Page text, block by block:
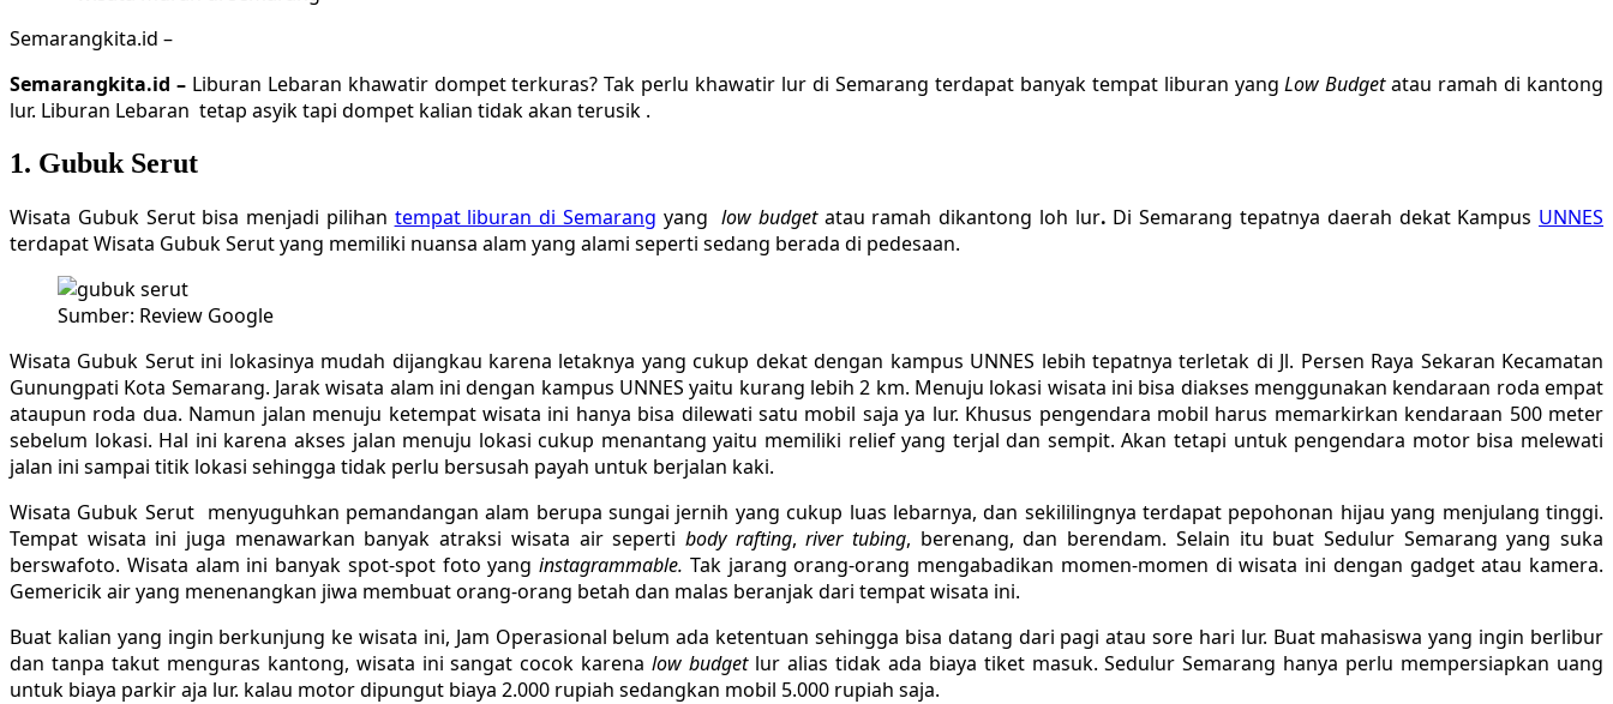
Semarangkita.id –
Semarangkita.id – Liburan Lebaran khawatir dompet terkuras? Tak perlu khawatir lur di Semarang terdapat banyak tempat liburan yangLow Budgetatau ramah di kantong
lur. Liburan Lebaran tetap asyik tapi dompet kalian tidak akan terusik .
1. Gubuk Serut
Wisata Gubuk Serut bisa menjadi pilihan tempat liburan di Semarang yanglow budgetatau ramah dikantong loh lur. Di Semarang tepatnya daerah dekat Kampus UNNES
terdapat Wisata Gubuk Serut yang memiliki nuansa alam yang alami seperti sedang berada di pedesaan.
Sumber: Review Google
Wisata Gubuk Serut ini lokasinya mudah dijangkau karena letaknya yang cukup dekat dengan kampus UNNES lebih tepatnya terletak di Jl. Persen Raya Sekaran Kecamatan
Gunungpati Kota Semarang. Jarak wisata alam ini dengan kampus UNNES yaitu kurang lebih 2 km. Menuju lokasi wisata ini bisa diakses menggunakan kendaraan roda empat
ataupun roda dua. Namun jalan menuju ketempat wisata ini hanya bisa dilewati satu mobil saja ya lur. Khusus pengendara mobil harus memarkirkan kendaraan 500 meter
sebelum lokasi. Hal ini karena akses jalan menuju lokasi cukup menantang yaitu memiliki relief yang terjal dan sempit. Akan tetapi untuk pengendara motor bisa melewati
jalan ini sampai titik lokasi sehingga tidak perlu bersusah payah untuk berjalan kaki.
Wisata Gubuk Serut menyuguhkan pemandangan alam berupa sungai jernih yang cukup luas lebarnya, dan sekililingnya terdapat pepohonan hijau yang menjulang tinggi.
Tempat wisata ini juga menawarkan banyak atraksi wisata air seperti body rafting,river tubing, berenang, dan berendam. Selain itu buat Sedulur Semarang yang suka
berswafoto. Wisata alam ini banyak spot-spot foto yang instagrammable. Tak jarang orang-orang mengabadikan momen-momen di wisata ini dengan gadget atau kamera.
Gemericik air yang menenangkan jiwa membuat orang-orang betah dan malas beranjak dari tempat wisata ini.
Buat kalian yang ingin berkunjung ke wisata ini, Jam Operasional belum ada ketentuan sehingga bisa datang dari pagi atau sore hari lur. Buat mahasiswa yang ingin berlibur
dan tanpa takut menguras kantong, wisata ini sangat cocok karena low budgetlur alias tidak ada biaya tiket masuk. Sedulur Semarang hanya perlu mempersiapkan uang
untuk biaya parkir aja lur. kalau motor dipungut biaya 2.000 rupiah sedangkan mobil 5.000 rupiah saja.